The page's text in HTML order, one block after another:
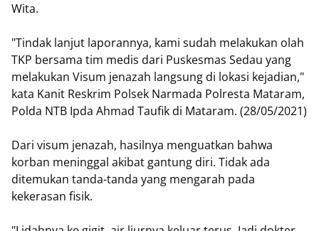
Wita.
"Tindak lanjut laporannya, kami sudah melakukan olah
TKP bersama tim medis dari Puskesmas Sedau yang
melakukan Visum jenazah langsung di lokasi kejadian,"
kata Kanit Reskrim Polsek Narmada Polresta Mataram,
Polda NTB Ipda Ahmad Taufik di Mataram. (28/05/2021)
Dari visum jenazah, hasilnya menguatkan bahwa
korban meninggal akibat gantung diri. Tidak ada
ditemukan tanda-tanda yang mengarah pada
kekerasan fisik.